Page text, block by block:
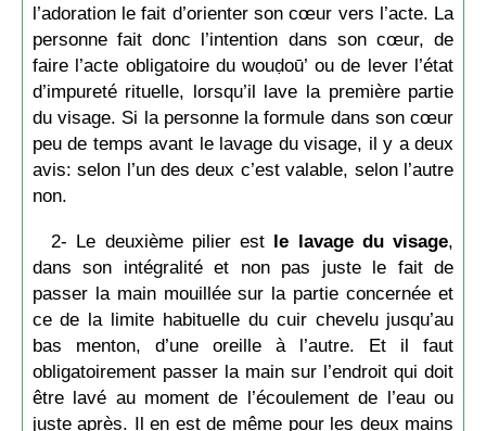
l’adoration le fait d’orienter son cœur vers l’acte. La
personne fait donc l’intention dans son cœur, de
faire l’acte obligatoire du wouḍoū’ ou de lever l’état
d’impureté rituelle, lorsqu’il lave la première partie
du visage. Si la personne la formule dans son cœur
peu de temps avant le lavage du visage, il y a deux
avis: selon l’un des deux c’est valable, selon l’autre
non.
2- Le deuxième pilier est le lavage du visage,
dans son intégralité et non pas juste le fait de
passer la main mouillée sur la partie concernée et
ce de la limite habituelle du cuir chevelu jusqu’au
bas menton, d’une oreille à l’autre. Et il faut
obligatoirement passer la main sur l’endroit qui doit
être lavé au moment de l’écoulement de l’eau ou
juste après. Il en est de même pour les deux mains